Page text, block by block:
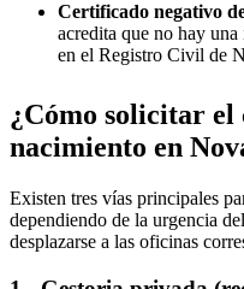
Certificado negativo
acredita que no hay
en el Registro Civil de
¿Cómo solicitar
nacimiento en
Existen tres vías principales
dependiendo de la urgencia
desplazarse a las oficinas